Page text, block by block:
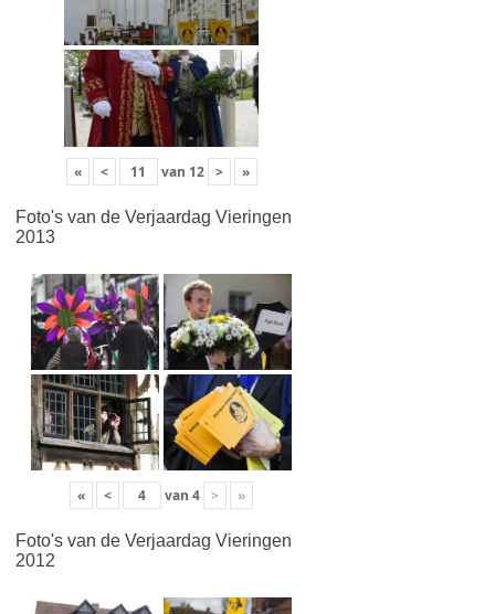
« < van 12 > »
Foto's van de Verjaardag Vieringen
2013
« < van 4 > »
Foto's van de Verjaardag Vieringen
2012